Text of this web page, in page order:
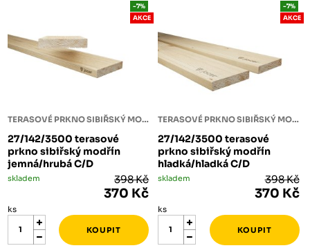
TERASOVÉ PRKNO SIBIŘSKÝ MODŘÍN
27/142/3500 terasové
prkno sibiřský modřín
jemná/hrubá C/D
-7%
AKCE
skladem 398 Kč
370 Kč
ks
TERASOVÉ PRKNO SIBIŘSKÝ MODŘÍN
27/142/3500 terasové
prkno sibiřský modřín
hladká/hladká C/D
-7%
AKCE
skladem 398 Kč
370 Kč
ks